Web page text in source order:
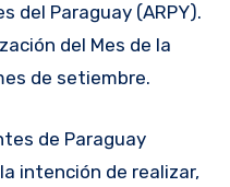
del Paraguay (ARPY).
del Mes de la
de setiembre.
intención de realizar,